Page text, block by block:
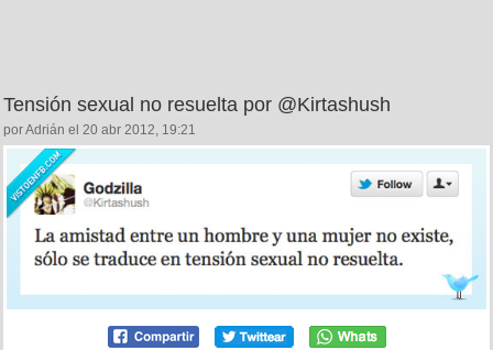
Tensión sexual no resuelta por @Kirtashush
por Adrián el 20 abr 2012, 19:21